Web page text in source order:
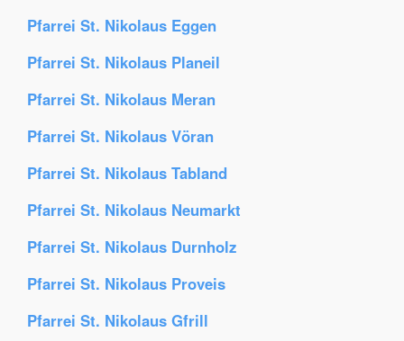
Pfarrei St. Nikolaus Eggen
Pfarrei St. Nikolaus Planeil
Pfarrei St. Nikolaus Meran
Pfarrei St. Nikolaus Vöran
Pfarrei St. Nikolaus Tabland
Pfarrei St. Nikolaus Neumarkt
Pfarrei St. Nikolaus Durnholz
Pfarrei St. Nikolaus Proveis
Pfarrei St. Nikolaus Gfrill